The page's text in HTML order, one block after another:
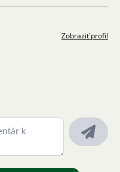
Zobraziť profil